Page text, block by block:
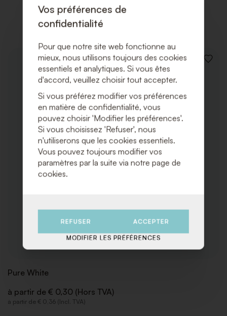
Produits associés
Pure White
à partir de € 0,30 (Hors TVA)
à partir de € 0,36 (Incl. TVA)
Vos préférences de
confidentialité
Pour que notre site web fonctionne au
mieux, nous utilisons toujours des cookies
essentiels et analytiques. Si vous êtes
d'accord, veuillez choisir tout accepter.
Si vous préférez modifier vos préférences
en matière de confidentialité, vous
pouvez choisir 'Modifier les préférences'.
Si vous choisissez 'Refuser', nous
n'utiliserons que les cookies essentiels.
Vous pouvez toujours modifier vos
paramètres par la suite via notre page de
cookies.
REFUSER ACCEPTER
MODIFIER LES PRÉFÉRENCES